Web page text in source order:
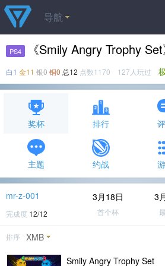
导航
PS4 《Smily Angry Trophy
白1 金11 银0 铜0 总12 点数1170 127人玩过
奖杯 排行
主题 约战
mr-z-001
完成度 12/12
3月18日
首个杯
3
排序 XMB
Smily Angry Trophy Set